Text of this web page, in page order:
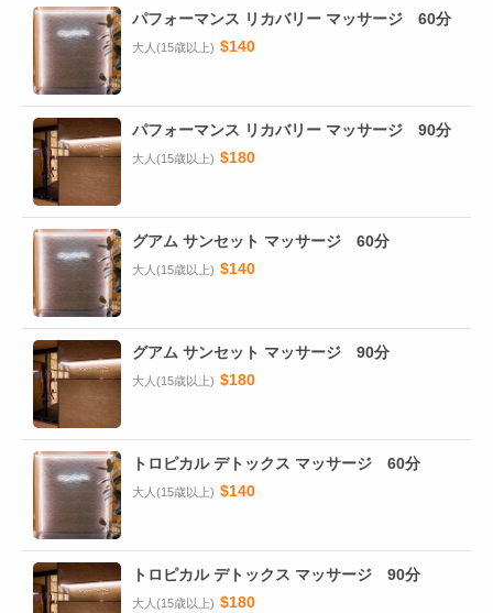
パフォーマンス リカバリー マッサージ 60分
大人(15歳以上) $140
パフォーマンス リカバリー マッサージ 90分
大人(15歳以上) $180
グアム サンセット マッサージ 60分
大人(15歳以上) $140
グアム サンセット マッサージ 90分
大人(15歳以上) $180
トロピカル デトックス マッサージ 60分
大人(15歳以上) $140
トロピカル デトックス マッサージ 90分
大人(15歳以上) $180